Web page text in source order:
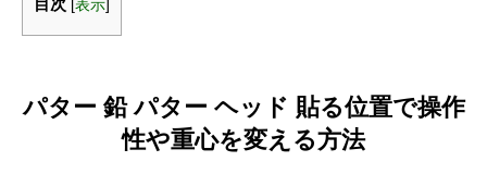
目次 [表示]
パター 鉛 パター ヘッド 貼る位置で操作
性や重心を変える方法